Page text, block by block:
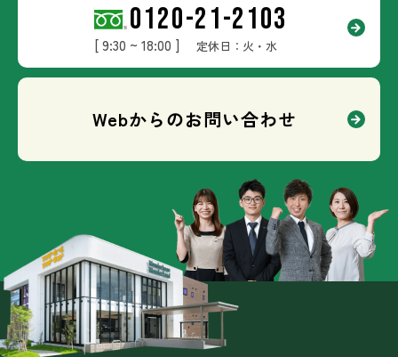
0120-21-2103
[ 9:30 ~ 18:00 ] 定休日：火・水
Webからのお問い合わせ